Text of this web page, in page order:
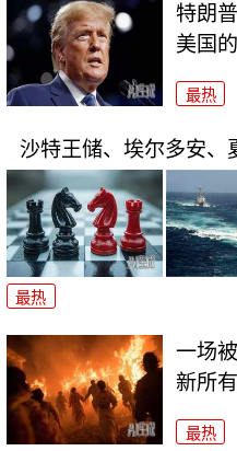
特朗
美国
最热
沙特王储、埃尔多安、
最热
一场
新所
最热